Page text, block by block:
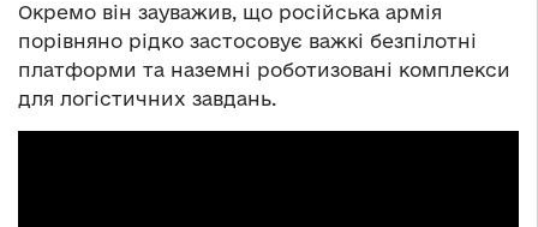
Окремо він зауважив, що російська армія
порівняно рідко застосовує важкі безпілотні
платформи та наземні роботизовані комплекси
для логістичних завдань.